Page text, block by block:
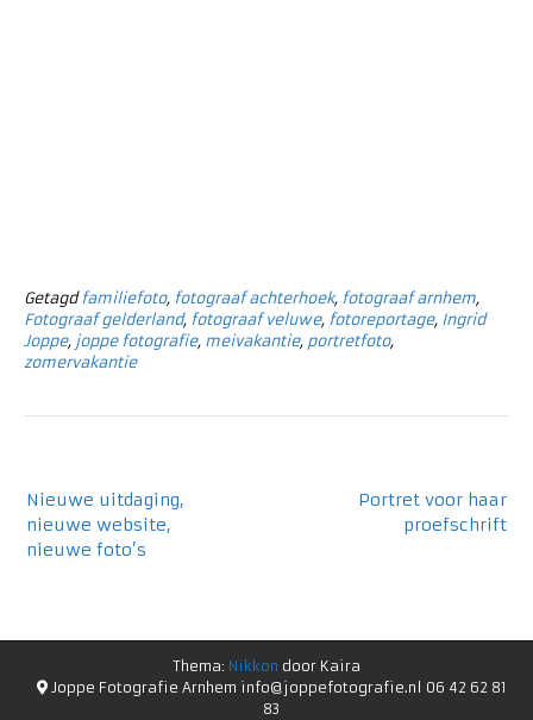
Getagd familiefoto, fotograaf achterhoek, fotograaf arnhem,
Fotograaf gelderland, fotograaf veluwe, fotoreportage, Ingrid
Joppe, joppe fotografie, meivakantie, portretfoto,
zomervakantie
Portret voor haar
proefschrift
Nieuwe uitdaging,
nieuwe website,
nieuwe foto’s
Thema: Nikkon door Kaira
Joppe Fotografie Arnhem info@joppefotografie.nl 06 42 62 81
83